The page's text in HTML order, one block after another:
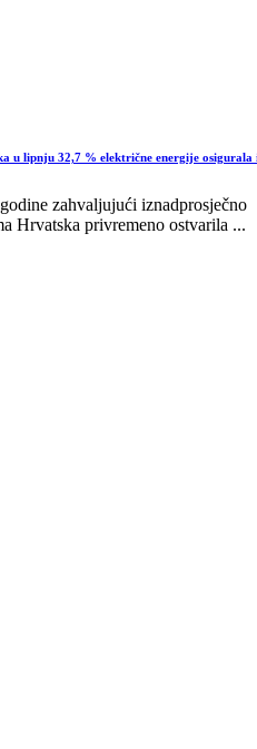
u lipnju 32,7 % električne energije osigurala
zahvaljujući iznadprosječno
Hrvatska privremeno ostvarila ...